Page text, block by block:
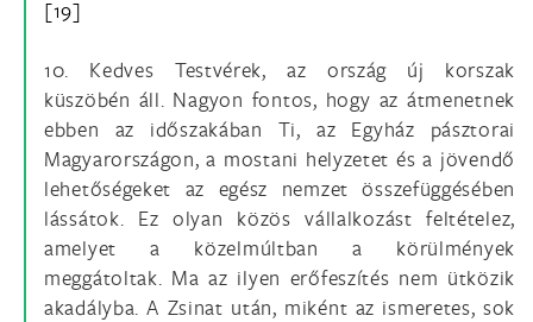
[19]
10. Kedves Testvérek, az ország új korszak
küszöbén áll. Nagyon fontos, hogy az átmenetnek
ebben az időszakában Ti, az Egyház pásztorai
Magyarországon, a mostani helyzetet és a jövendő
lehetőségeket az egész nemzet összefüggésében
lássátok. Ez olyan közös vállalkozást feltételez,
amelyet a közelmúltban a körülmények
meggátoltak. Ma az ilyen erőfeszítés nem ütközik
akadályba. A Zsinat után, miként az ismeretes, sok